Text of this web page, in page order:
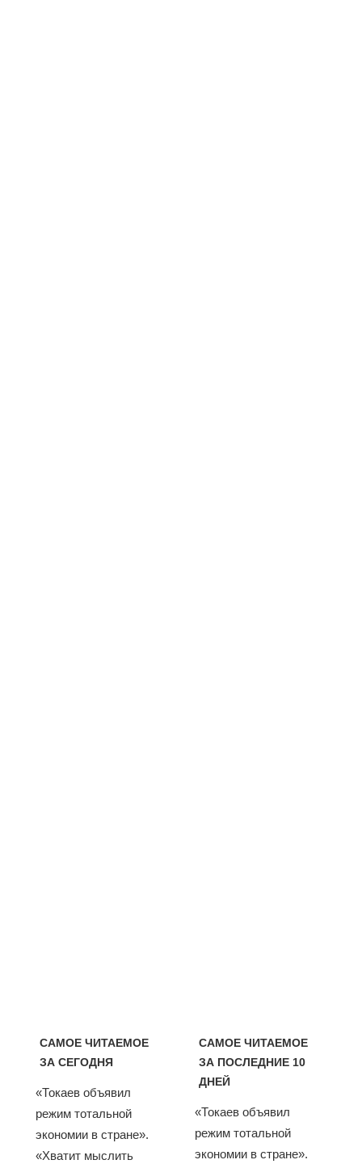
САМОЕ ЧИТАЕМОЕ
ЗА СЕГОДНЯ
«Токаев объявил
режим тотальной
экономии в стране».
«Хватит мыслить
САМОЕ ЧИТАЕМОЕ
ЗА ПОСЛЕДНИЕ 10
ДНЕЙ
«Токаев объявил
режим тотальной
экономии в стране».